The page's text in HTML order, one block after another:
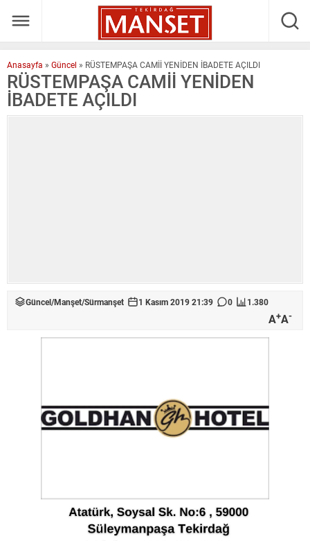
Anasayfa » Güncel » RÜSTEMPAŞA CAMİİ YENİDEN İBADETE AÇILDI
RÜSTEMPAŞA CAMİİ YENİDEN
İBADETE AÇILDI
Güncel/Manşet/Sürmanşet 1 Kasım 2019 21:39 0 1.380
A+A-